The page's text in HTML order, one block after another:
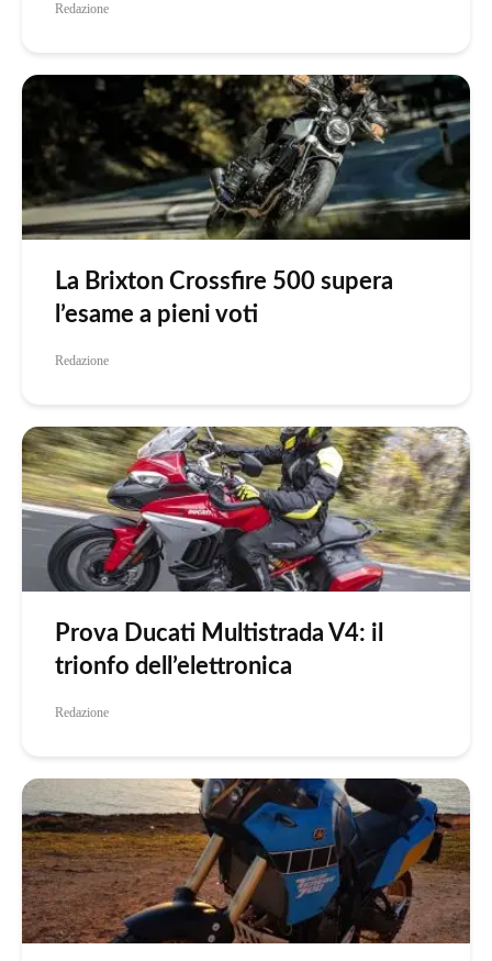
Redazione
La Brixton Crossfire 500 supera
l’esame a pieni voti
Redazione
Prova Ducati Multistrada V4: il
trionfo dell’elettronica
Redazione